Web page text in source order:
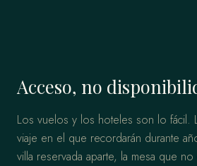
Acceso, no
Los vuelos y los hoteles son lo fácil.
viaje en el que recordarán durante
villa reservada aparte, la mesa que